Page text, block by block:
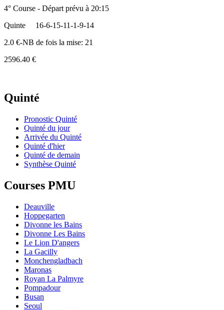
4° Course - Départ prévu à 20:15
Quinte
16-6-15-11-1-9-14
2.0 €-NB de fois la mise: 21
2596.40 €
Quinté
Pronostic Quinté
Quinté du jour
Arrivée du Quinté
Quinté d'hier
Quinté de demain
Synthèse Quinté
Courses PMU
Deauville
Hoppegarten
Divonne les Bains
Divonne Les Bains
Le Lion D'angers
La Gacilly
Monchengladbach
Maronas
Royan La Palmyre
Pompadour
Busan
Seoul